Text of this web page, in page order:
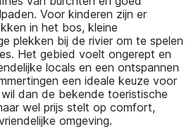
Voor kinderen zijn er
in het bos, kleine
plekken bij de rivier om te spelen
Het gebied voelt ongerept en
locals en een ontspannen
een ideale keuze voor
dan de bekende toeristische
wel prijs stelt op comfort,
omgeving.